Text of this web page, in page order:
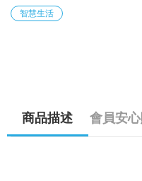
智慧生活
商品描述 會員安